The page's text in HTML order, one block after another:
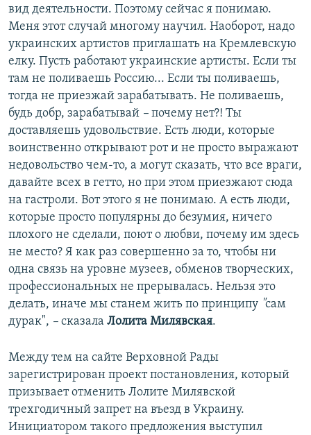
вид деятельности. Поэтому сейчас я понимаю.
Меня этот случай многому научил. Наоборот, надо
украинских артистов приглашать на Кремлевскую
елку. Пусть работают украинские артисты. Если ты
там не поливаешь Россию... Если ты поливаешь,
тогда не приезжай зарабатывать. Не поливаешь,
будь добр, зарабатывай – почему нет?! Ты
доставляешь удовольствие. Есть люди, которые
воинственно открывают рот и не просто выражают
недовольство чем-то, а могут сказать, что все враги,
давайте всех в гетто, но при этом приезжают сюда
на гастроли. Вот этого я не понимаю. А есть люди,
которые просто популярны до безумия, ничего
плохого не сделали, поют о любви, почему им здесь
не место? Я как раз совершенно за то, чтобы ни
одна связь на уровне музеев, обменов творческих,
профессиональных не прерывалась. Нельзя это
делать, иначе мы станем жить по принципу "сам
дурак", – сказала Лолита Милявская.
Между тем на сайте Верховной Рады
зарегистрирован проект постановления, который
призывает отменить Лолите Милявской
трехгодичный запрет на въезд в Украину.
Инициатором такого предложения выступил